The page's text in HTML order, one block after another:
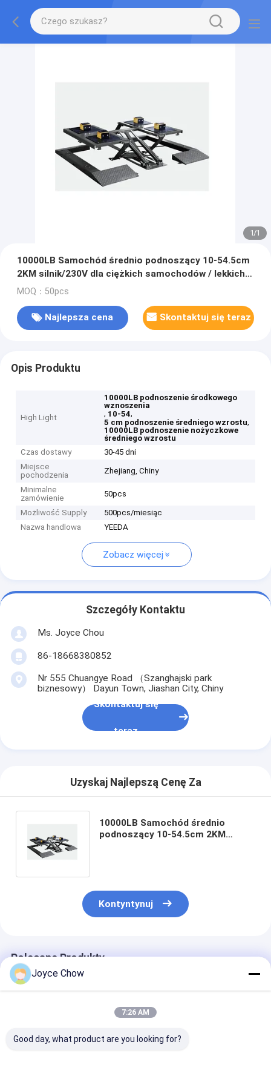
1/1
10000LB Samochód średnio podnoszący 10-54.5cm
2KM silnik/230V dla ciężkich samochodów / lekkich
ciężarówek
MOQ：50pcs
Najlepsza cena Skontaktuj się teraz
Opis Produktu
High Light
10000LB podnoszenie środkowego
wznoszenia
, 10-54,
5 cm podnoszenie średniego wzrostu,
10000LB podnoszenie nożyczkowe
średniego wzrostu
Czas dostawy
30-45 dni
Miejsce
pochodzenia
Zhejiang, Chiny
Minimalne
zamówienie
50pcs
Możliwość Supply
500pcs/miesiąc
Nazwa handlowa
YEEDA
Zobacz więcej
Szczegóły Kontaktu
Ms. Joyce Chou
86-18668380852
Nr 555 Chuangye Road （Szanghajski park
biznesowy） Dayun Town, Jiashan City, Chiny
Skontaktuj się
teraz
Uzyskaj Najlepszą Cenę Za
10000LB Samochód średnio
podnoszący 10-54.5cm 2KM
Kontyntynuj
Polecane Produkty
Joyce Chow
7:26 AM
Good day, what product are you looking for?